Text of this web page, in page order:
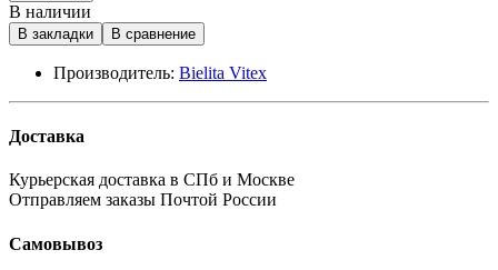
В наличии
В закладки В сравнение
Производитель: Bielita Vitex
Доставка
Курьерская доставка в СПб и Москве
Отправляем заказы Почтой России
Самовывоз